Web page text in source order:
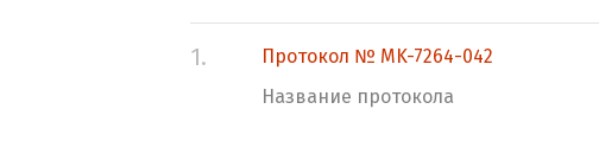
1.
Протокол № MK-7264-042
Название протокола